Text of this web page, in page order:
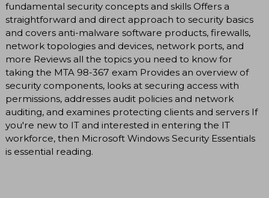
fundamental security concepts and skills Offers a
straightforward and direct approach to security basics
and covers anti-malware software products, firewalls,
network topologies and devices, network ports, and
more Reviews all the topics you need to know for
taking the MTA 98-367 exam Provides an overview of
security components, looks at securing access with
permissions, addresses audit policies and network
auditing, and examines protecting clients and servers If
you're new to IT and interested in entering the IT
workforce, then Microsoft Windows Security Essentials
is essential reading.